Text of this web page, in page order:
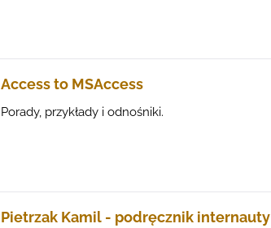
Access to MSAccess
Porady, przykłady i odnośniki.
Pietrzak Kamil - podręcznik internauty